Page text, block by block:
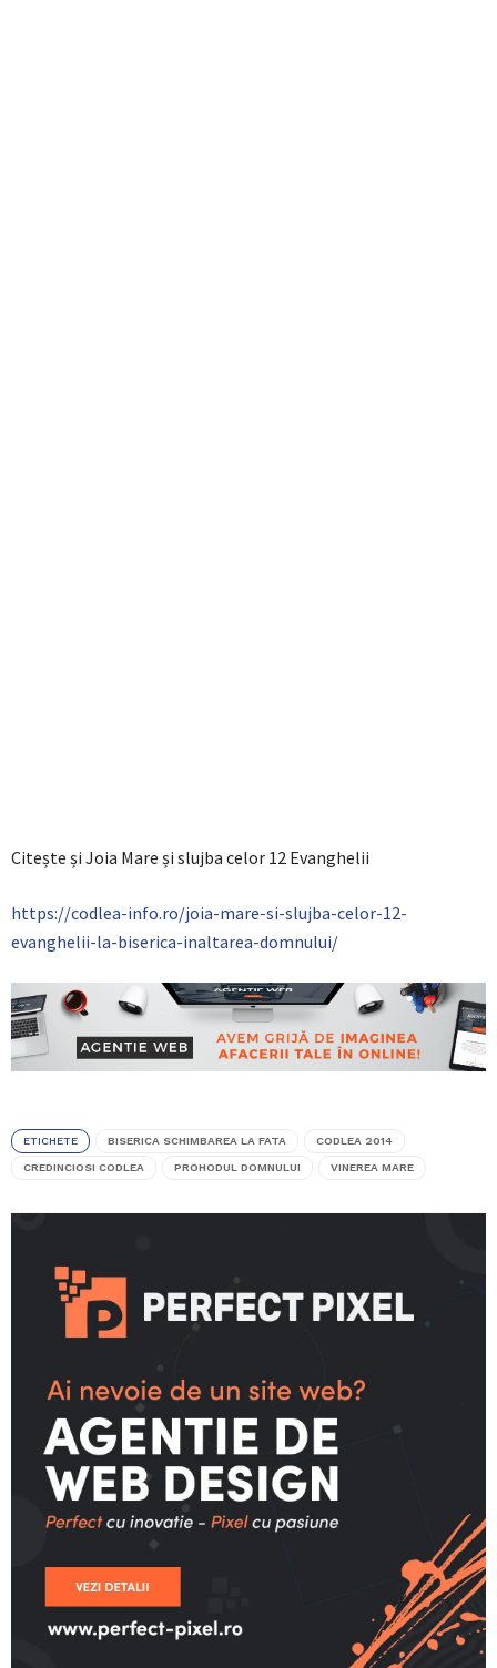
Citește și Joia Mare și slujba celor 12 Evanghelii
https://codlea-info.ro/joia-mare-si-slujba-celor-12-
evanghelii-la-biserica-inaltarea-domnului/
ETICHETE BISERICA SCHIMBAREA LA FATA CODLEA 2014
CREDINCIOSI CODLEA PROHODUL DOMNULUI VINEREA MARE